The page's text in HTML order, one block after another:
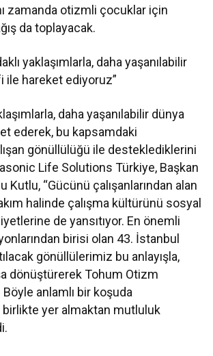
zamanda otizmli çocuklar için
da toplayacak.
yaklaşımlarla, daha yaşanılabilir
ile hareket ediyoruz”
daha yaşanılabilir dünya
ederek, bu kapsamdaki
gönüllülüğü ile desteklediklerini
Life Solutions Türkiye, Başkan
Kutlu, “Gücünü çalışanlarından alan
halinde çalışma kültürünü sosyal
de yansıtıyor. En önemli
birisi olan 43. İstanbul
gönüllülerimiz bu anlayışla,
dönüştürerek Tohum Otizm
Böyle anlamlı bir koşuda
birlikte yer almaktan mutluluk